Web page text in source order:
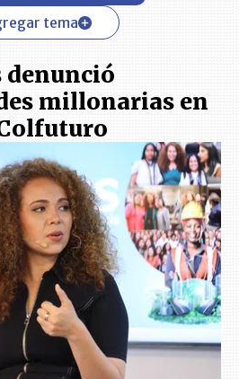
tema
millonarias en